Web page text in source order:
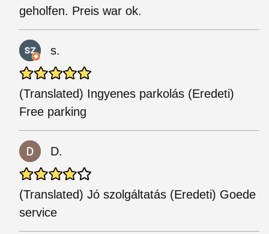
geholfen. Preis war ok.
s.
(Translated) Ingyenes parkolás (Eredeti)
Free parking
D.
(Translated) Jó szolgáltatás (Eredeti) Goede
service